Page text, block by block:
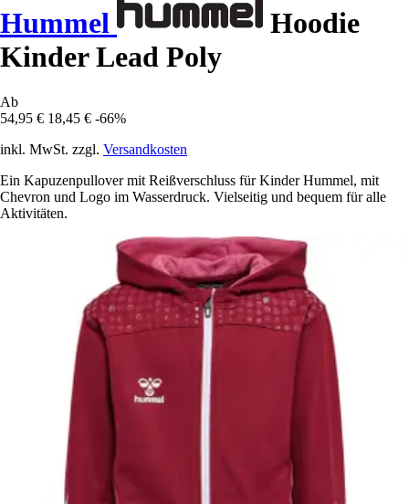
Hummel
Hoodie
Kinder Lead Poly
Ab
54,95 € 18,45 € -66%
inkl. MwSt. zzgl. Versandkosten
Ein Kapuzenpullover mit Reißverschluss für Kinder Hummel, mit
Chevron und Logo im Wasserdruck. Vielseitig und bequem für alle
Aktivitäten.